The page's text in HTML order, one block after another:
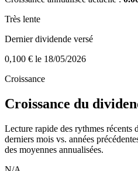
Très lente
Dernier dividende versé
0,100 € le 18/05/2026
Croissance
Croissance du
Lecture rapide des rythmes
derniers mois vs. années
des moyennes annualisées.